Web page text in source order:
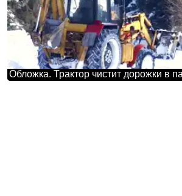
Обложка. Трактор чистит дорожки в